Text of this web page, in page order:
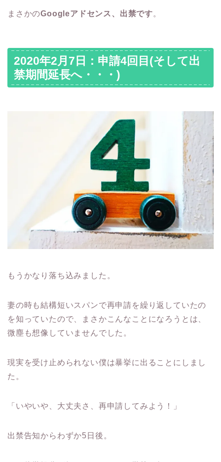
まさかのGoogleアドセンス、出禁です。
2020年2月7日：申請4回目(そして出
禁期間延長へ・・・)
もうかなり落ち込みました。
妻の時も結構短いスパンで再申請を繰り返していたの
を知っていたので、まさかこんなことになろうとは、
微塵も想像していませんでした。
現実を受け止められない僕は暴挙に出ることにしまし
た。
「いやいや、大丈夫さ、再申請してみよう！」
出禁告知からわずか5日後。